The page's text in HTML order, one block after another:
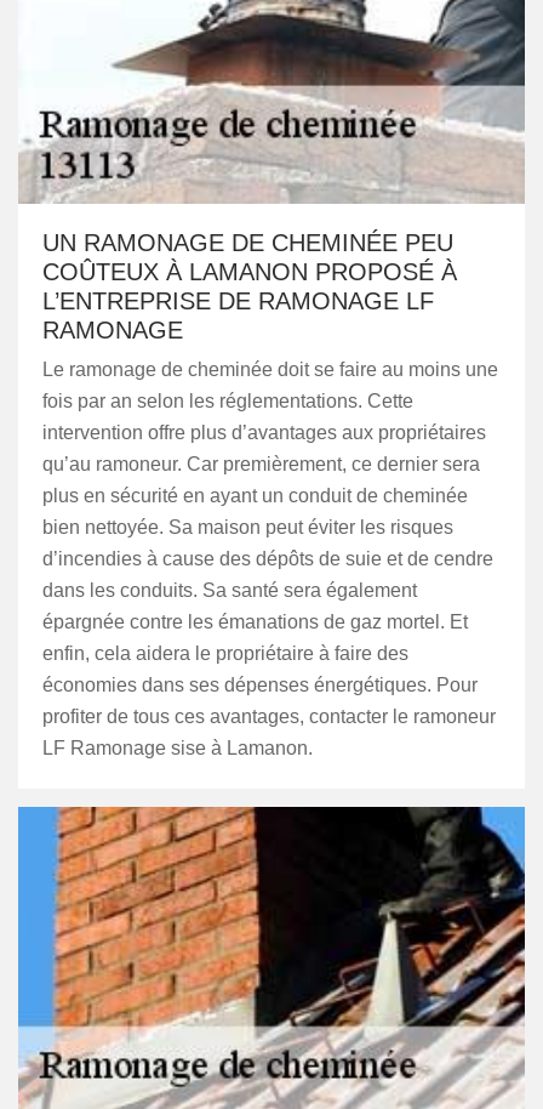
UN RAMONAGE DE CHEMINÉE PEU
COÛTEUX À LAMANON PROPOSÉ À
L’ENTREPRISE DE RAMONAGE LF
RAMONAGE
Le ramonage de cheminée doit se faire au moins une
fois par an selon les réglementations. Cette
intervention offre plus d’avantages aux propriétaires
qu’au ramoneur. Car premièrement, ce dernier sera
plus en sécurité en ayant un conduit de cheminée
bien nettoyée. Sa maison peut éviter les risques
d’incendies à cause des dépôts de suie et de cendre
dans les conduits. Sa santé sera également
épargnée contre les émanations de gaz mortel. Et
enfin, cela aidera le propriétaire à faire des
économies dans ses dépenses énergétiques. Pour
profiter de tous ces avantages, contacter le ramoneur
LF Ramonage sise à Lamanon.